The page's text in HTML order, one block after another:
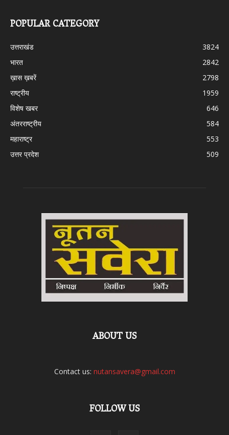
POPULAR CATEGORY
उत्तराखंड
3824
भारत
2842
ख़ास ख़बरें
2798
राष्ट्रीय
1959
विशेष खबर
646
अंतरराष्ट्रीय
584
महाराष्ट्र
553
उत्तर प्रदेश
509
ABOUT US
Contact us: nutansavera@gmail.com
FOLLOW US